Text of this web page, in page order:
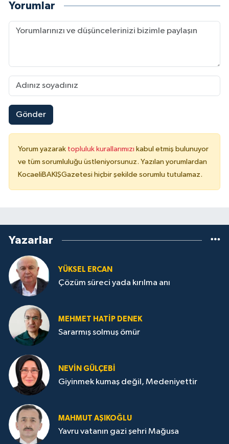
Yorumlar
Gönder
Yorum yazarak topluluk kurallarımızı kabul etmiş bulunuyor
ve tüm sorumluluğu üstleniyorsunuz. Yazılan yorumlardan
KocaeliBAKIŞGazetesi hiçbir şekilde sorumlu tutulamaz.
Yazarlar
YÜKSEL ERCAN
Çözüm süreci yada kırılma anı
MEHMET HATİP DENEK
Sararmış solmuş ömür
NEVİN GÜLÇEBİ
Giyinmek kumaş değil, Medeniyettir
MAHMUT AŞIKOĞLU
Yavru vatanın gazi şehri Mağusa